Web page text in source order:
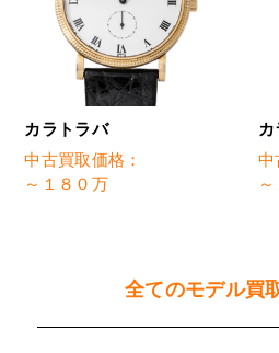
カラトラバ
中古買取価格：
～１８０万
中
全てのモデル買